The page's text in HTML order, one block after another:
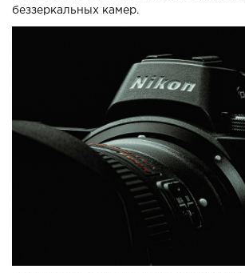
беззеркальных камер.